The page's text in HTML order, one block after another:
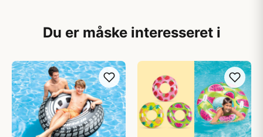
Du er måske interesseret i